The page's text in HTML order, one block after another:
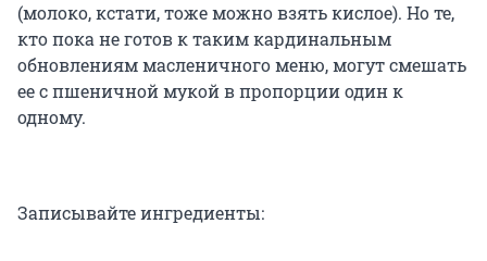
(молоко, кстати, тоже можно взять кислое). Но те,
кто пока не готов к таким кардинальным
обновлениям масленичного меню, могут смешать
ее с пшеничной мукой в пропорции один к
одному.
Записывайте ингредиенты: